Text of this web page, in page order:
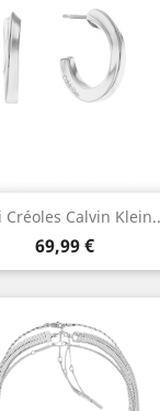
Créoles Calvin
Prix
69,99 €